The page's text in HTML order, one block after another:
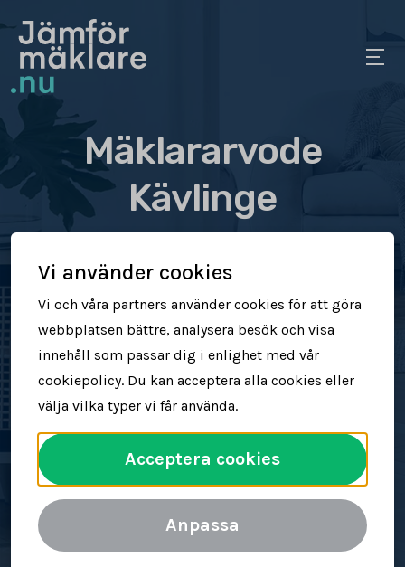
Mäklararvode
Kävlinge
i arvode
Jämför mäklararvoden
Se vad mäklare tar för att sälja din
bostad
Spara tid och pengar
Jämför mäklararvoden
Vi använder cookies
Vi och våra partners använder cookies för att göra
webbplatsen bättre, analysera besök och visa
innehåll som passar dig i enlighet med vår
cookiepolicy. Du kan acceptera alla cookies eller
välja vilka typer vi får använda.
Acceptera cookies
Anpassa